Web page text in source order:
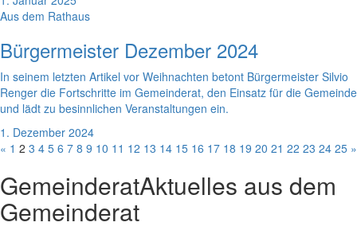
Aus dem Rathaus
Bürgermeister Dezember 2024
In seinem letzten Artikel vor Weihnachten betont Bürgermeister Silvio
Renger die Fortschritte im Gemeinderat, den Einsatz für die Gemeinde
und lädt zu besinnlichen Veranstaltungen ein.
1. Dezember 2024
« 1 2 3 4 5 6 7 8 9 10 11 12 13 14 15 16 17 18 19 20 21 22 23 24 25 »
GemeinderatAktuelles aus dem
Gemeinderat